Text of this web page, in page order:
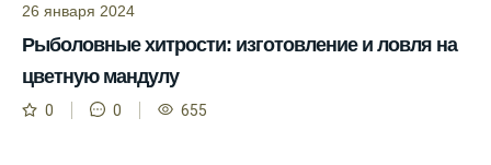
рыбалки и проверяйте прогноз клева.
прекрасное место для рыбалки, и прогноз
26 января 2024
Рыболовные хитрости: изготовление и ловля на
цветную мандулу
0 0 655